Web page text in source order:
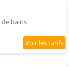
de bains